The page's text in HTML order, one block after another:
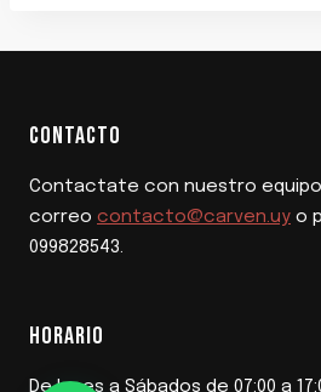
CONTACTO
Contactate con nuestro
correo contacto@carven.uy o
099828543.
HORARIO
De lunes a Sábados de 07:00 a